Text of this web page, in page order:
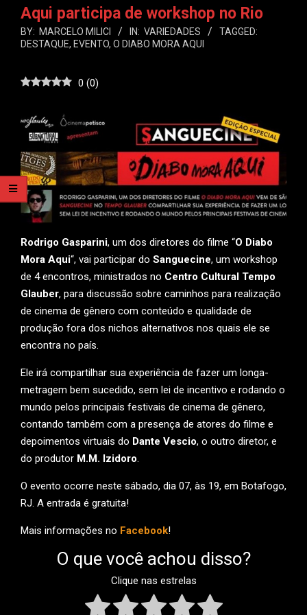
Aqui participa de workshop no Rio
BY: MARCELO MILICI IN: VARIEDADES
TAGGED:
DESTAQUE, EVENTO, O DIABO MORA AQUI
0 (0)
Rodrigo Gasparini, um dos diretores do filme “O Diabo
Mora Aqui“, vai participar do Sanguecine, um workshop
de 4 encontros, ministrados no Centro Cultural Tempo
Glauber, para discussão sobre caminhos para realização
de cinema de gênero com conteúdo e qualidade de
produção fora dos nichos alternativos nos quais ele se
encontra no país.
Ele irá compartilhar sua experiência de fazer um longa-
metragem bem sucedido, sem lei de incentivo e rodando o
mundo pelos principais festivais de cinema de gênero,
contando também com a presença de atores do filme e
depoimentos virtuais do Dante Vescio, o outro diretor, e
do produtor M.M. Izidoro.
O evento ocorre neste sábado, dia 07, às 19, em Botafogo,
RJ. A entrada é gratuita!
Mais informações no Facebook!
O que você achou disso?
Clique nas estrelas